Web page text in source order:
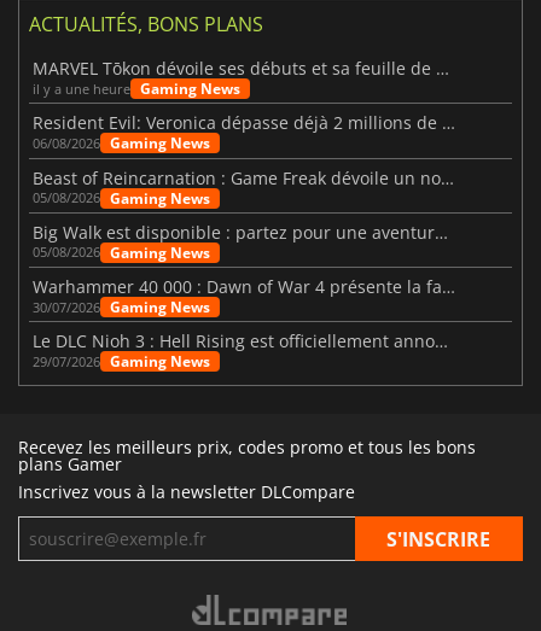
ACTUALITÉS, BONS PLANS
MARVEL Tōkon dévoile ses débuts et sa feuille de route
il y a une heure Gaming News
Resident Evil: Veronica dépasse déjà 2 millions de wishlists
06/08/2026 Gaming News
Beast of Reincarnation : Game Freak dévoile un nouveau pari
05/08/2026 Gaming News
Big Walk est disponible : partez pour une aventure entre amis
05/08/2026 Gaming News
Warhammer 40 000 : Dawn of War 4 présente la faction des Nécrons
30/07/2026 Gaming News
Le DLC Nioh 3 : Hell Rising est officiellement annoncé
29/07/2026 Gaming News
Recevez les meilleurs prix, codes promo et tous les bons
plans Gamer
Inscrivez vous à la newsletter DLCompare